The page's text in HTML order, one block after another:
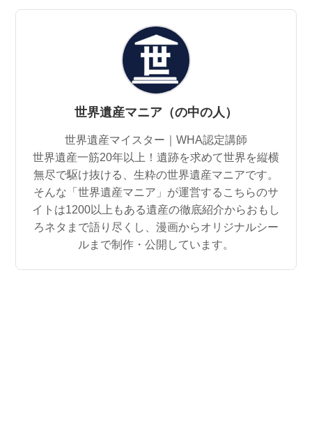
世界遺産マニア（の中の人）
世界遺産マイスター｜WHA認定講師
世界遺産一筋20年以上！遺跡を求めて世界を縦横
無尽で駆け抜ける、生粋の世界遺産マニアです。
そんな「世界遺産マニア」が運営するこちらのサ
イトは1200以上もある遺産の徹底紹介からおもし
ろネタまで語り尽くし、漫画からオリジナルシー
ルまで制作・公開しています。